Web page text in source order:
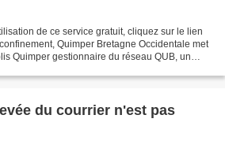
de ce service gratuit, cliquez sur le lien
Quimper Bretagne Occidentale met
Quimper gestionnaire du réseau QUB, un
du courrier n'est pas